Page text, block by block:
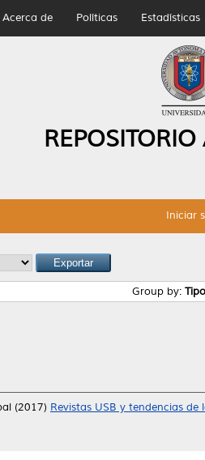
Acerca de Políticas Estadísticas
Iniciar
Group by:
(2017) Revistas USB y tendencias de